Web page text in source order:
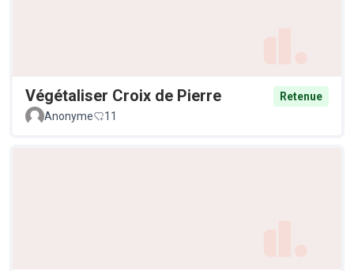
Végétaliser Croix de Pierre
Retenue
Anonyme
11